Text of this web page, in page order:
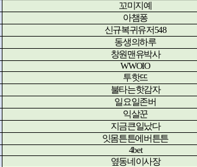
꼬미지예
아챔퐁
신규복귀유저548
동생의하루
창원맨유박사
WWOIO
투핫뜨
불타는핫감자
일요일존버
익살꾼
지금큰일났다
잇몸튼튼에버튼튼
4bet
옆동네이사장